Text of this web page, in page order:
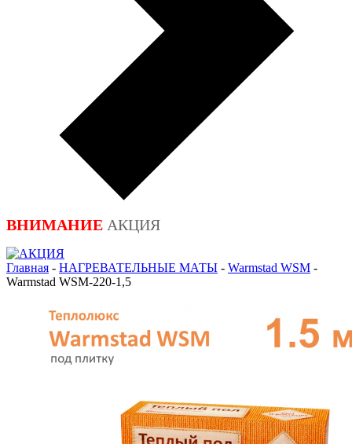
ВНИМАНИЕ АКЦИЯ
Главная - НАГРЕВАТЕЛЬНЫЕ МАТЫ - Warmstad WSM -
Warmstad WSM-220-1,5